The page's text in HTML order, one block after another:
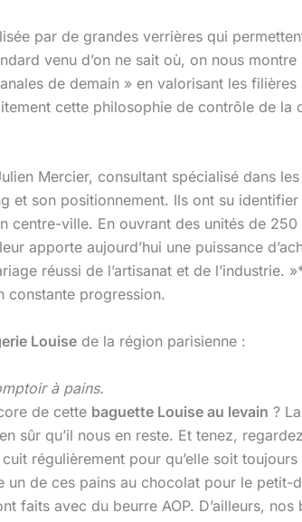
par de grandes verrières qui
venu d’on ne sait où, on nous
de demain » en valorisant les
cette philosophie de contrôle de
Mercier, consultant spécialisé dans
et son positionnement. Ils ont su
centre-ville. En ouvrant des unités de
apporte aujourd’hui une puissance
réussi de l’artisanat et de
constante progression.
Louise de la région parisienne :
à pains.
de cette baguette Louise au levain ?
sûr qu’il nous en reste. Et tenez,
régulièrement pour qu’elle soit toujours
de ces pains au chocolat pour le petit-
faits avec du beurre AOP. D’ailleurs,